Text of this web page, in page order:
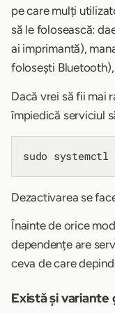
pe care mulți
să le folosească:
ai imprimantă),
folosești
Dacă vrei să fii mai
împiedică serviciul
Dezactivarea se
Înainte de orice
dependențe are
ceva de care
Există și variante